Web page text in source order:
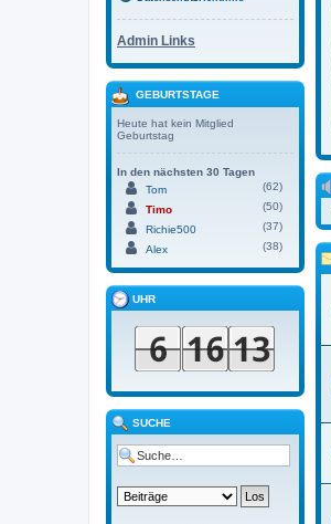
Admin Links
GEBURTSTAGE
Heute hat kein Mitglied
Geburtstag
In den nächsten 30 Tagen
Tom
(62)
Timo
(50)
Richie500
(37)
Alex
(38)
UHR
SUCHE